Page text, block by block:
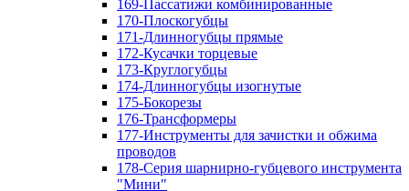
169-Пассатижи комбинированные
170-Плоскогубцы
171-Длинногубцы прямые
172-Кусачки торцевые
173-Круглогубцы
174-Длинногубцы изогнутые
175-Бокорезы
176-Трансформеры
177-Инструменты для зачистки и обжима
проводов
178-Серия шарнирно-губцевого инструмента
"Мини"